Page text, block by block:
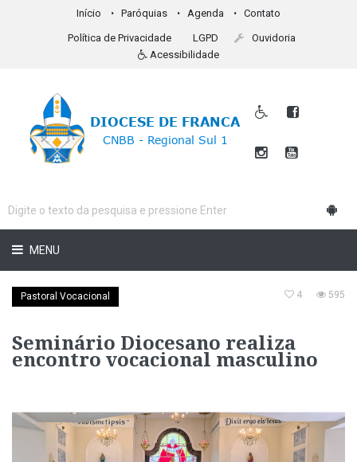
Início Paróquias Agenda Contato
Política de Privacidade LGPD
Ouvidoria
Acessibilidade
MENU
Pastoral Vocacional 4 595
Seminário Diocesano realiza
encontro vocacional masculino